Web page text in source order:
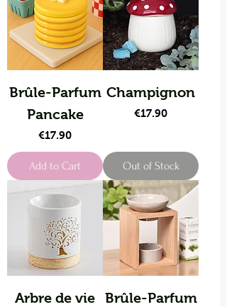
Brûle-Parfum
Pancake
Price
€17.90
Add to Cart
Champignon
Price
€17.90
Out of Stock
Arbre de vie
Brûle-Parfum